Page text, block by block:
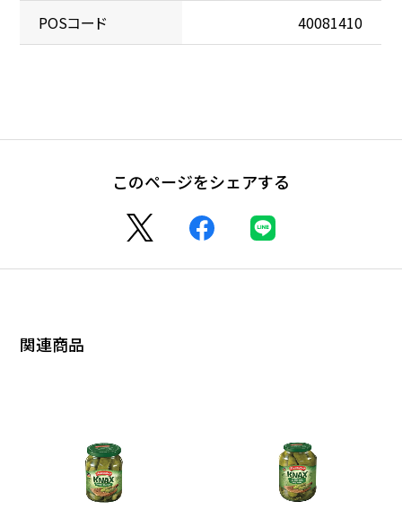
POSコード 40081410
このページをシェアする
関連商品